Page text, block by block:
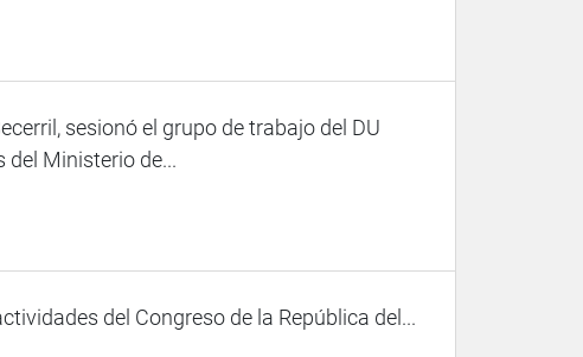
sesionó el grupo de trabajo del DU
del Ministerio de...
del Congreso de la República del...